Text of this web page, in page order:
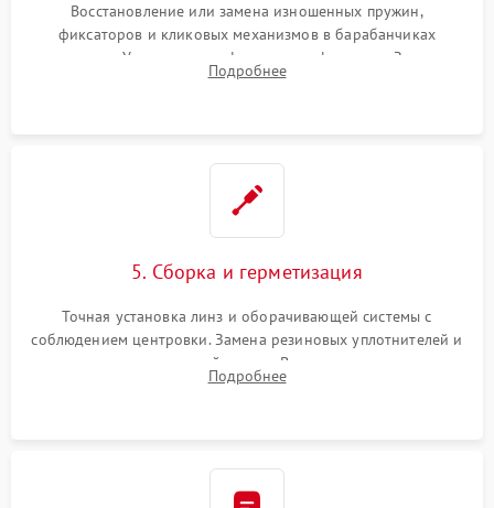
Восстановление или замена изношенных пружин,
фиксаторов и кликовых механизмов в барабанчиках
поправок. Устранение люфтов в трансфокаторе. Замена
поврежденных линз, разбитой сетки или восстановление
Подробнее
5. Сборка и герметизация
Точная установка линз и оборачивающей системы с
соблюдением центровки. Замена резиновых уплотнителей и
нанесение влагозащитной смазки. Вакуумирование корпуса
и заполнение его осушенным азотом или аргоном для
Подробнее